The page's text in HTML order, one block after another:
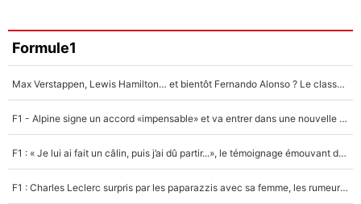
Formule1
Max Verstappen, Lewis Hamilton… et bientôt Fernando Alonso ? Le classement des pilotes les mieux payés en Formule 1 risque de changer !
F1 - Alpine signe un accord «impensable» et va entrer dans une nouvelle dimension : Grande nouvelle pour Pierre Gasly !
F1 : « Je lui ai fait un câlin, puis j’ai dû partir...», le témoignage émouvant de Max Verstappen sur sa fille
F1 : Charles Leclerc surpris par les paparazzis avec sa femme, les rumeurs étaient vraies !